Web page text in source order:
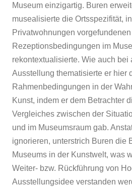
Museum einzigartig. Buren
musealisierte die Ortsspezifität,
Privatwohnungen
Rezeptionsbedingungen im
rekontextualisierte. Wie auch bei
Ausstellung thematisierte er hier
Rahmenbedingungen in der
Kunst, indem er dem Betrachter
Vergleiches zwischen der
und im Museumsraum gab.
ignorieren, unterstrich Buren die
Museums in der Kunstwelt, was
Weiter- bzw. Rückführung von
Ausstellungsidee verstanden